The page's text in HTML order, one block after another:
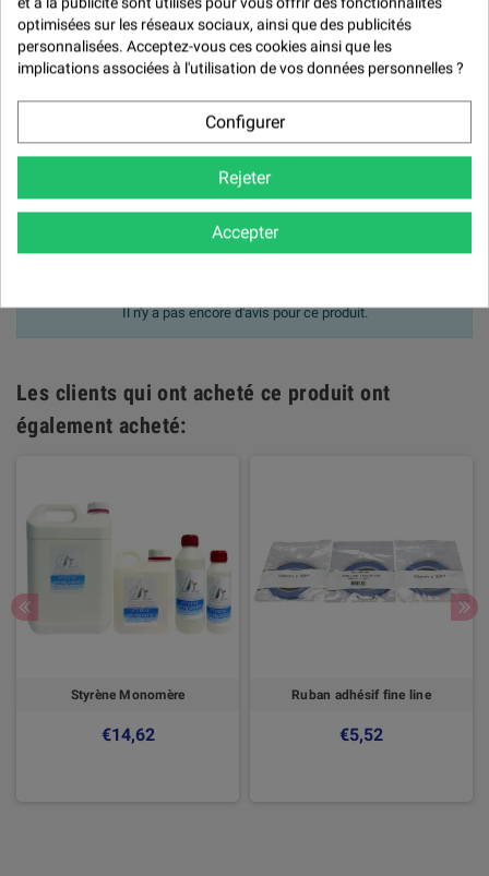
Avis (0)
Avis (0) -
Modération des avis

NOTER LE PRODUIT
produits
Il n'y a pas encore d'avis pour ce produit.
Les clients qui ont acheté ce produit ont
également acheté:
Styrène Monomère
€14,62
Ruban adhésif fine line
€5,52
optimisées sur les réseaux sociaux, ainsi que des publicités
personnalisées. Acceptez-vous ces cookies ainsi que les
implications associées à l'utilisation de vos données personnelles ?
Configurer
Rejeter
Accepter